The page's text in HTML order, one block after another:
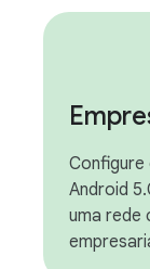
Android
uma rede